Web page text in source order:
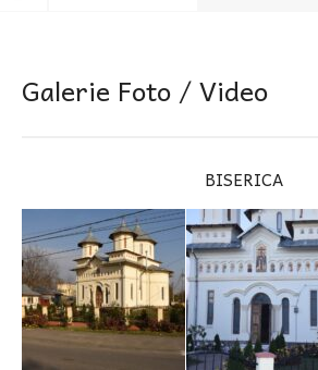
Galerie Foto / Video
BISERICA